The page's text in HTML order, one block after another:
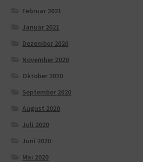
Februar 2021
Januar 2021
Dezember 2020
November 2020
Oktober 2020
September 2020
August 2020
Juli 2020
Juni 2020
Mai 2020